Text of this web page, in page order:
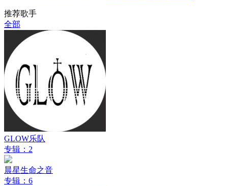
推荐歌手
全部
GLOW乐队
专辑：2
晨星生命之音
专辑：6